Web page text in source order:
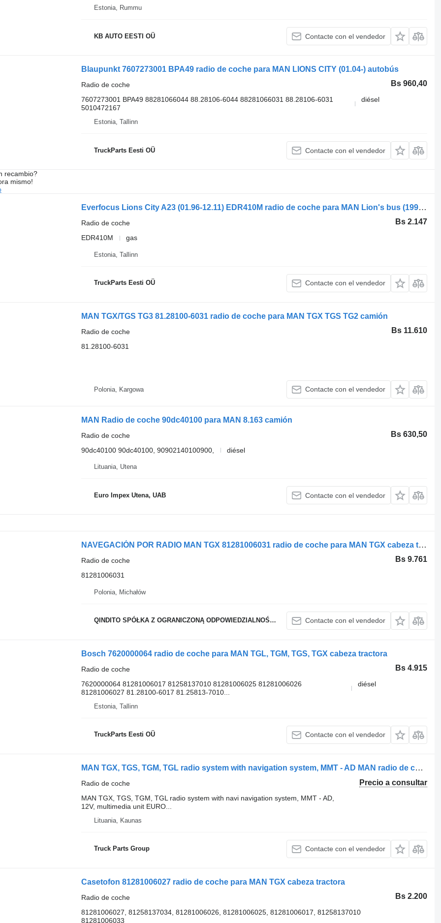
Estonia, Rummu
KB AUTO EESTI OÜ Contacte con el vendedor
Blaupunkt 7607273001 BPA49 radio de coche para MAN LIONS CITY (01.04-) autobús
Bs 960,40
Radio de coche
7607273001 BPA49 88281066044 88.28106-6044 88281066031 88.28106-6031
5010472167
diésel
Estonia, Tallinn
TruckParts Eesti OÜ Contacte con el vendedor
recambio?
mismo!
Everfocus Lions City A23 (01.96-12.11) EDR410M radio de coche para MAN Lion's bus (1991-) autobús
Bs 2.147
Radio de coche
EDR410M
gas
Estonia, Tallinn
TruckParts Eesti OÜ Contacte con el vendedor
MAN TGX/TGS TG3 81.28100-6031 radio de coche para MAN TGX TGS TG2 camión
Bs 11.610
Radio de coche
81.28100-6031
Polonia, Kargowa Contacte con el vendedor
MAN Radio de coche 90dc40100 para MAN 8.163 camión
Bs 630,50
Radio de coche
90dc40100 90dc40100, 90902140100900,
diésel
Lituania, Utena
Euro Impex Utena, UAB Contacte con el vendedor
NAVEGACIÓN POR RADIO MAN TGX 81281006031 radio de coche para MAN TGX cabeza tractora
Bs 9.761
Radio de coche
81281006031
Polonia, Michałów
QINDITO SPÓŁKA Z OGRANICZONĄ ODPOWIEDZIALNOŚCIĄ Contacte con el vendedor
Bosch 7620000064 radio de coche para MAN TGL, TGM, TGS, TGX cabeza tractora
Bs 4.915
Radio de coche
7620000064 81281006017 81258137010 81281006025 81281006026
81281006027 81.28100-6017 81.25813-7010...
diésel
Estonia, Tallinn
TruckParts Eesti OÜ Contacte con el vendedor
MAN TGX, TGS, TGM, TGL radio system with navigation system, MMT - AD MAN radio de coche para MAN MAN TGX, TGS, TGM, TGL radio system with navigation system, MMT - AD, 12V, multimedia unit EURO 5, EURO 6 by BOSCH 81281006017, 81281006026, 81281006027, 7620000064, 8128106025, 81281006017, 81281006026, 81281006027, 7620000064, 8128106025, 81258137010, 81258137034, 81281006033 cabeza tractora
Precio a consultar
Radio de coche
MAN TGX, TGS, TGM, TGL radio system with navi navigation system, MMT - AD,
12V, multimedia unit EURO...
Lituania, Kaunas
Truck Parts Group Contacte con el vendedor
Casetofon 81281006027 radio de coche para MAN TGX cabeza tractora
Bs 2.200
Radio de coche
81281006027, 81258137034, 81281006026, 81281006025, 81281006017, 81258137010
81281006033